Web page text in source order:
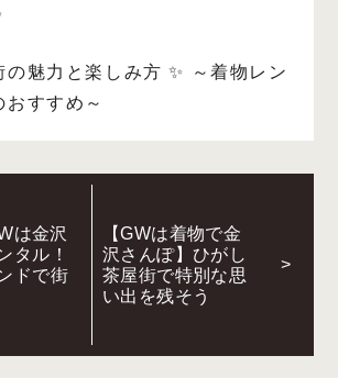
の魅力と楽しみ方 ✨ ～着物レン
おすすめ～
は金沢
タル！
ドで街
【GWは着物で金
沢さんぽ】ひがし
茶屋街で特別な思
い出を残そう
>